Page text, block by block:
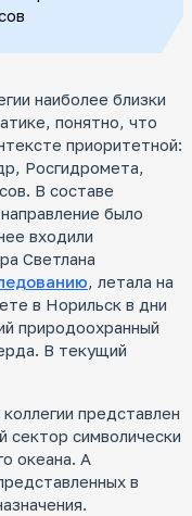
наиболее близки
понятно, что
приоритетной:
Росгидромета,
В составе
было
входили
Светлана
, летала на
в Норильск в дни
природоохранный
В текущий
представлен
сектор символически
океана. А
в